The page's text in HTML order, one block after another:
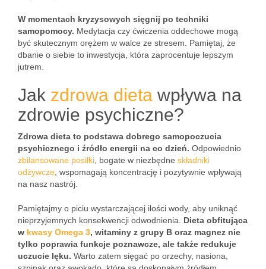
W momentach kryzysowych sięgnij po techniki
samopomocy. Medytacja czy ćwiczenia oddechowe mogą
być skutecznym orężem w walce ze stresem. Pamiętaj, że
dbanie o siebie to inwestycja, która zaprocentuje lepszym
jutrem.
Jak zdrowa dieta wpływa na
zdrowie psychiczne?
Zdrowa dieta to podstawa dobrego samopoczucia
psychicznego i źródło energii na co dzień. Odpowiednio
zbilansowane posiłki , bogate w niezbędne składniki
odżywcze , wspomagają koncentrację i pozytywnie wpływają
na nasz nastrój.
Pamiętajmy o piciu wystarczającej ilości wody, aby uniknąć
nieprzyjemnych konsekwencji odwodnienia. Dieta obfitująca
w kwasy Omega 3, witaminy z grupy B oraz magnez nie
tylko poprawia funkcje poznawcze, ale także redukuje
uczucie lęku. Warto zatem sięgać po orzechy, nasiona,